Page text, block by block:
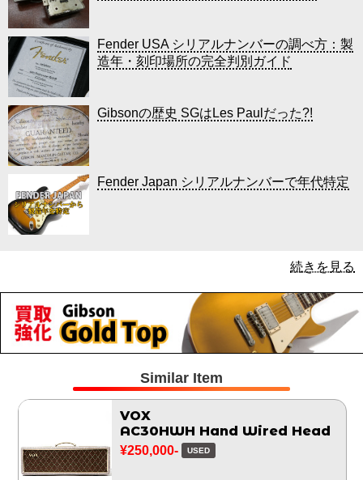
Fender USA シリアルナンバーの調べ方：製
造年・刻印場所の完全判別ガイド
Gibsonの歴史 SGはLes Paulだった?!
Fender Japan シリアルナンバーで年代特定
続きを見る
Similar Item
VOX
AC30HWH Hand Wired Head
¥250,000- USED